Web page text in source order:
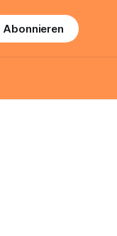
Abonnieren